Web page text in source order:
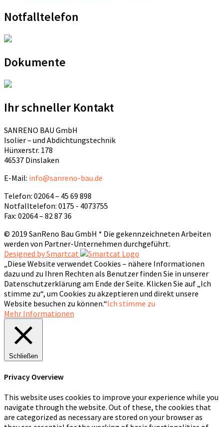
Notfalltelefon
Dokumente
Ihr schneller Kontakt
SANRENO BAU GmbH
Isolier – und Abdichtungstechnik
Hünxerstr. 178
46537 Dinslaken
E-Mail: info@sanreno-bau.de
Telefon: 02064 – 45 69 898
Notfalltelefon: 0175 - 4073755
Fax: 02064 – 82 87 36
© 2019 SanReno Bau GmbH * Die gekennzeichneten Arbeiten
werden von Partner-Unternehmen durchgeführt.
Designed by Smartcat
„Diese Website verwendet Cookies – nähere Informationen
dazu und zu Ihren Rechten als Benutzer finden Sie in unserer
Datenschutzerklärung am Ende der Seite. Klicken Sie auf „Ich
stimme zu“, um Cookies zu akzeptieren und direkt unsere
Website besuchen zu können.“Ich stimme zu
Mehr Informationen
Schließen
Privacy Overview
This website uses cookies to improve your experience while you
navigate through the website. Out of these, the cookies that
are categorized as necessary are stored on your browser as